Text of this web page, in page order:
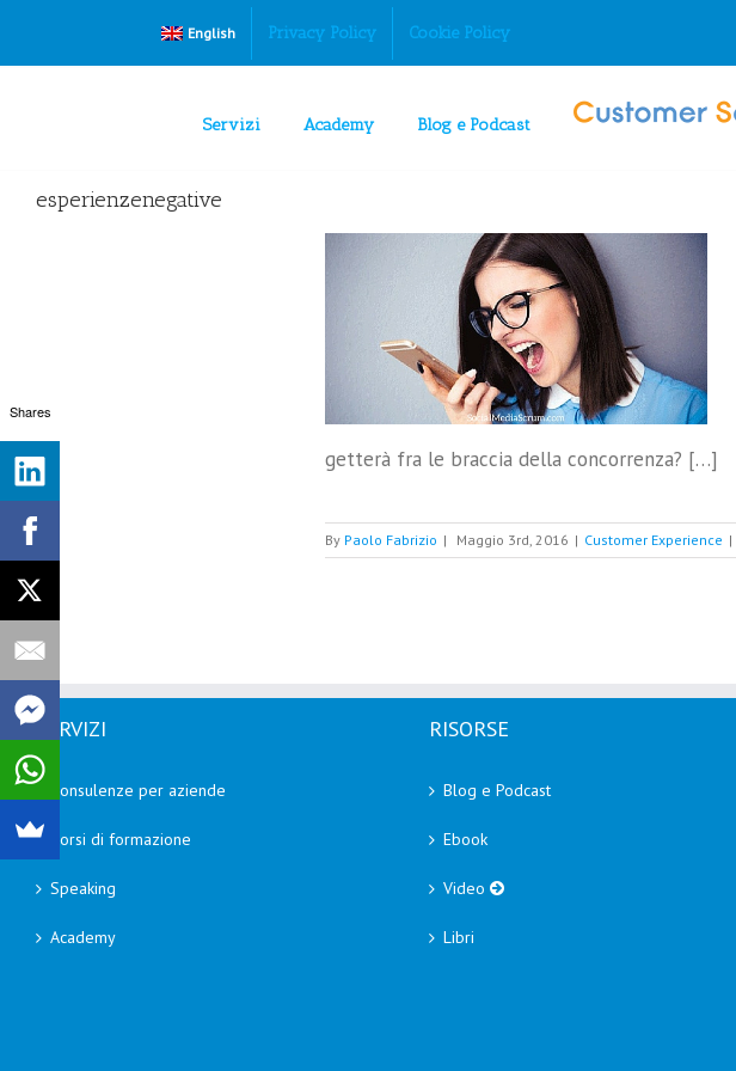
English Privacy Policy Cookie Policy
Servizi Academy Blog e Podcast
esperienzenegative
getterà fra le braccia della concorrenza? […]
By Paolo Fabrizio | Maggio 3rd, 2016 | Customer Experience |
SERVIZI
Consulenze per aziende
Corsi di formazione
Speaking
Academy
RISORSE
Blog e Podcast
Ebook
Video
Libri
Shares